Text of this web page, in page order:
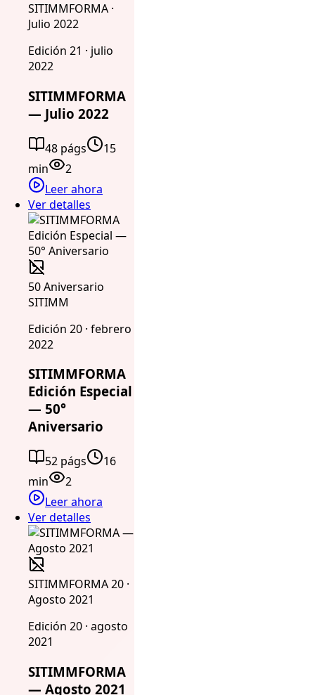
SITIMMFORMA ·
Julio 2022
Edición 21 · julio
2022
SITIMMFORMA
— Julio 2022
48 págs
15
min
2
Leer ahora
Ver detalles
50 Aniversario
SITIMM
Edición 20 · febrero
2022
SITIMMFORMA
Edición Especial
— 50°
Aniversario
52 págs
16
min
2
Leer ahora
Ver detalles
SITIMMFORMA 20 ·
Agosto 2021
Edición 20 · agosto
2021
SITIMMFORMA
— Agosto 2021